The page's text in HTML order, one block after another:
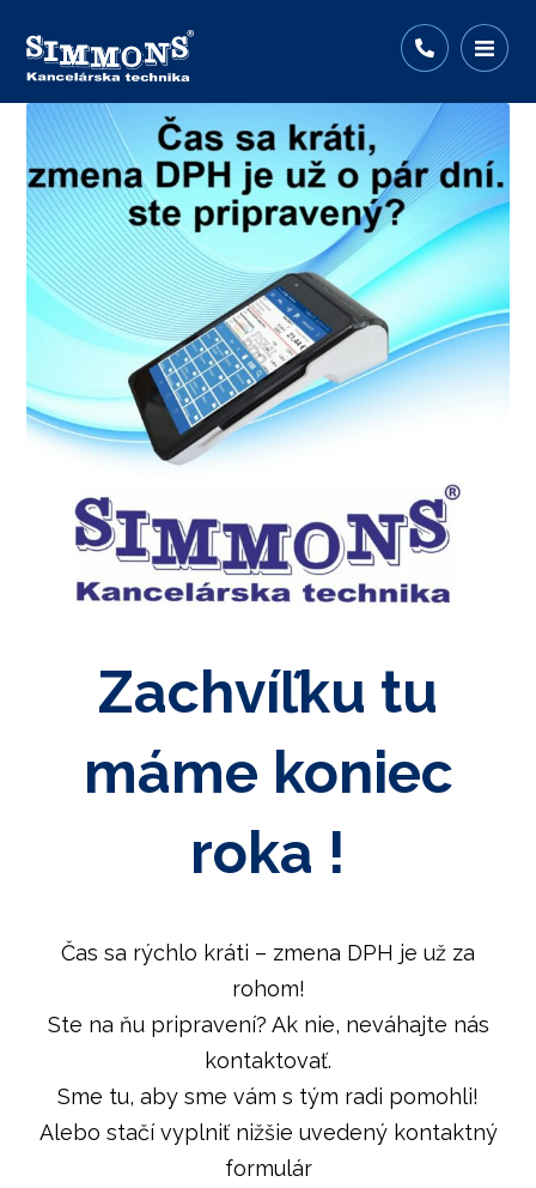
Zachvíľku tu
máme koniec
roka !
Čas sa rýchlo kráti – zmena DPH je už za
rohom!
Ste na ňu pripravení? Ak nie, neváhajte nás
kontaktovať.
Sme tu, aby sme vám s tým radi pomohli!
Alebo stačí vyplniť nižšie uvedený kontaktný
formulár